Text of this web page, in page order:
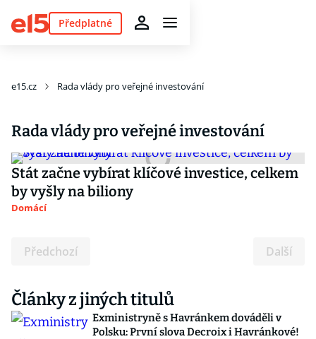
Předplatné
e15.cz Rada vlády pro veřejné investování
Rada vlády pro veřejné investování
Stát začne vybírat klíčové investice, celkem
by vyšly na biliony
Domácí
Předchozí Další
Články z jiných titulů
Exministryně s Havránkem dováděli v
Polsku: První slova Decroix i Havránkové!